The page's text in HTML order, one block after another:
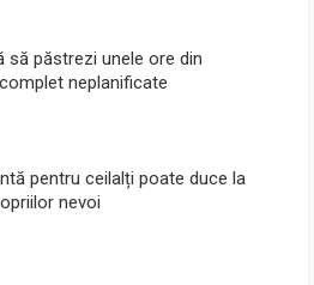
să păstrezi unele ore din
neplanificate
pentru ceilalți poate duce la
nevoi